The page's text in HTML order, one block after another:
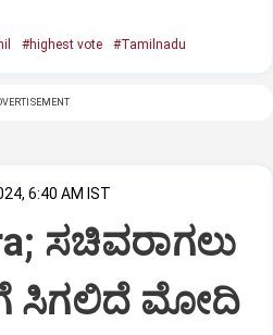
#highest vote #Tamilnadu
6:40 AM IST
ಸಚಿವರಾಗಲು
ಸಿಗಲಿದೆ ಮೋದಿ